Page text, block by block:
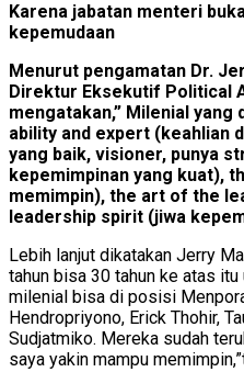
Karena jabatan menteri
kepemudaan
Menurut pengamatan Dr.
Direktur Eksekutif Political
mengatakan,” Milenial yang
ability and expert (keahlian
yang baik, visioner, punya
kepemimpinan yang kuat),
memimpin), the art of the
leadership spirit (jiwa
Lebih lanjut dikatakan Jerry
tahun bisa 30 tahun ke atas
milenial bisa di posisi
Hendropriyono, Erick Thohir,
Sudjatmiko. Mereka sudah
saya yakin mampu